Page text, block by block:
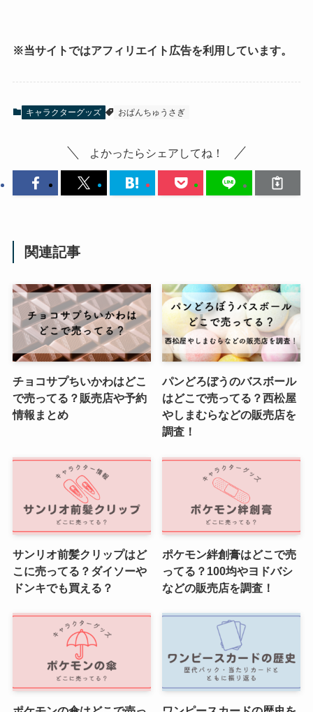
※当サイトではアフィリエイト広告を利用しています。
キャラクターグッズ おぱんちゅうさぎ
よかったらシェアしてね！
関連記事
チョコサプちいかわはどこ
で売ってる？販売店や予約
情報まとめ
パンどろぼうのバスボール
はどこで売ってる？西松屋
やしまむらなどの販売店を
調査！
サンリオ前髪クリップはど
こに売ってる？ダイソーや
ドンキでも買える？
ポケモン絆創膏はどこで売
ってる？100均やヨドバシ
などの販売店を調査！